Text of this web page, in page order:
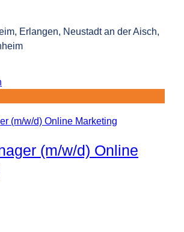
Erlangen, Neustadt an der Aisch,
(m/w/d) Online